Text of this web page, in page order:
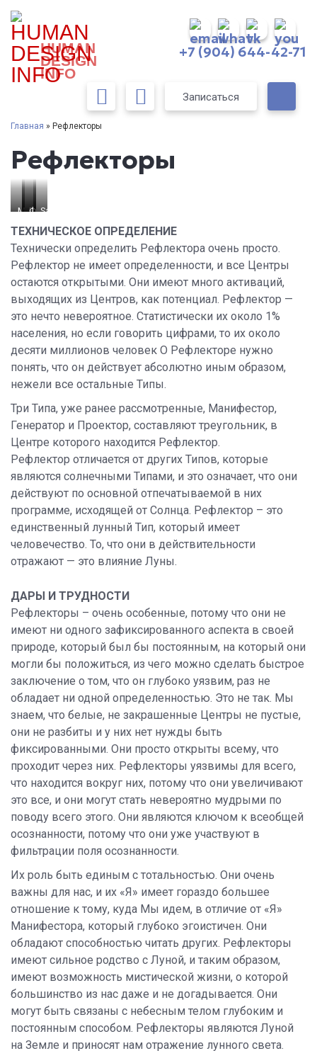
HUMAN
DESIGN
INFO
+7 (904) 644-42-71
Записаться
Главная » Рефлекторы
Рефлекторы
Michael Jackson
Rosalynn
ФёдорSandra
ТЕХНИЧЕСКОЕ ОПРЕДЕЛЕНИЕ
Технически определить Рефлектора очень просто.
Рефлектор не имеет определенности, и все Центры
остаются открытыми. Они имеют много активаций,
выходящих из Центров, как потенциал. Рефлектор —
это нечто невероятное. Статистически их около 1%
населения, но если говорить цифрами, то их около
десяти миллионов человек О Рефлекторе нужно
понять, что он действует абсолютно иным образом,
нежели все остальные Типы.
Три Типа, уже ранее рассмотренные, Манифестор,
Генератор и Проектор, составляют треугольник, в
Центре которого находится Рефлектор.
Рефлектор отличается от других Типов, которые
являются солнечными Типами, и это означает, что они
действуют по основной отпечатываемой в них
программе, исходящей от Солнца. Рефлектор – это
единственный лунный Тип, который имеет
человечество. То, что они в действительности
отражают — это влияние Луны.
ДАРЫ И ТРУДНОСТИ
Рефлекторы – очень особенные, потому что они не
имеют ни одного зафиксированного аспекта в своей
природе, который был бы постоянным, на который они
могли бы положиться, из чего можно сделать быстрое
заключение о том, что он глубоко уязвим, раз не
обладает ни одной определенностью. Это не так. Мы
знаем, что белые, не закрашенные Центры не пустые,
они не разбиты и у них нет нужды быть
фиксированными. Они просто открыты всему, что
проходит через них. Рефлекторы уязвимы для всего,
что находится вокруг них, потому что они увеличивают
это все, и они могут стать невероятно мудрыми по
поводу всего этого. Они являются ключом к всеобщей
осознанности, потому что они уже участвуют в
фильтрации поля осознанности.
Их роль быть единым с тотальностью. Они очень
важны для нас, и их «Я» имеет гораздо большее
отношение к тому, куда Мы идем, в отличие от «Я»
Манифестора, который глубоко эгоистичен. Они
обладают способностью читать других. Рефлекторы
имеют сильное родство с Луной, и таким образом,
имеют возможность мистической жизни, о которой
большинство из нас даже и не догадывается. Они
могут быть связаны с небесным телом глубоким и
постоянным способом. Рефлекторы являются Луной
на Земле и приносят нам отражение лунного света.